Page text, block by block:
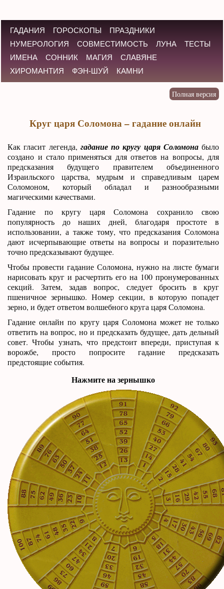
ГАДАНИЯ ГОРОСКОПЫ
ПРАЗДНИКИ
НУМЕРОЛОГИЯ
СОВМЕСТИМОСТЬ ЛУНА
ТЕСТЫ
ИМЕНА
СОННИК МАГИЯ
СЛАВЯНЕ
ХИРОМАНТИЯ
ФЭН-ШУЙ КАМНИ
Круг царя Соломона – гадание онлайн
Как гласит легенда, гадание по кругу царя Соломонабыло
создано и стало применяться для ответов на вопросы, для
предсказания будущего правителем объединенного
Израильского царства, мудрым и справедливым царем
Соломоном, который обладал и разнообразными
магическими качествами.
Гадание по кругу царя Соломона сохранило свою
популярность до наших дней, благодаря простоте в
использовании, а также тому, что предсказания Соломона
дают исчерпывающие ответы на вопросы и поразительно
точно предсказывают будущее.
Чтобы провести гадание Соломона, нужно на листе бумаги
нарисовать круг и расчертить его на 100 пронумерованных
секций. Затем, задав вопрос, следует бросить в круг
пшеничное зернышко. Номер секции, в которую попадет
зерно, и будет ответом волшебного круга царя Соломона.
Гадание онлайн по кругу царя Соломона может не только
ответить на вопрос, но и предсказать будущее, дать дельный
совет. Чтобы узнать, что предстоит впереди, приступая к
ворожбе, просто попросите гадание предсказать
предстоящие события.
Нажмите на зернышко